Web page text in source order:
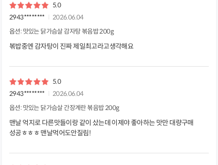
5.0
2943********
2026.06.04
옵션: 맛있는 닭가슴살 감자탕 볶음밥 200g
볶밥중엔 감자탕이 진짜 제일최고라고생각해요
5.0
2943********
2026.06.04
옵션: 맛있는 닭가슴살 간장계란 볶음밥 200g
맨날 억지로 다른맛들이랑 같이 샀는데 이제야 좋아하는 맛만 대량구매
성공ㅎㅎㅎ 맨날먹어도안질림!